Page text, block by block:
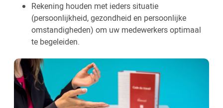
Rekening houden met ieders situatie
(persoonlijkheid, gezondheid en persoonlijke
omstandigheden) om uw medewerkers optimaal
te begeleiden.